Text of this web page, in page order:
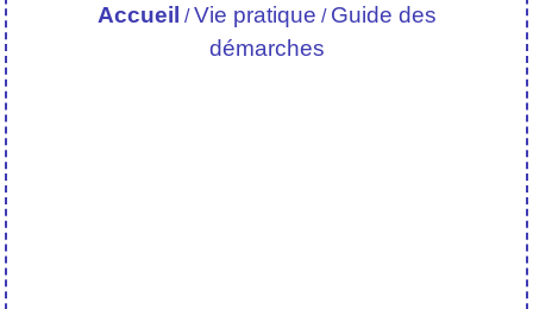
Accueil /Vie pratique / Guide des
démarches